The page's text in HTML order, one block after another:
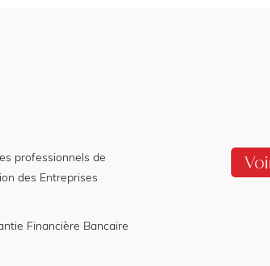
professionnels de
des Entreprises
Financière Bancaire